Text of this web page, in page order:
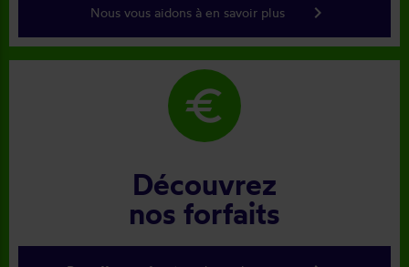
Nous vous aidons à en savoir plus keyboard_arrow_right
euro
Découvrez
nos forfaits